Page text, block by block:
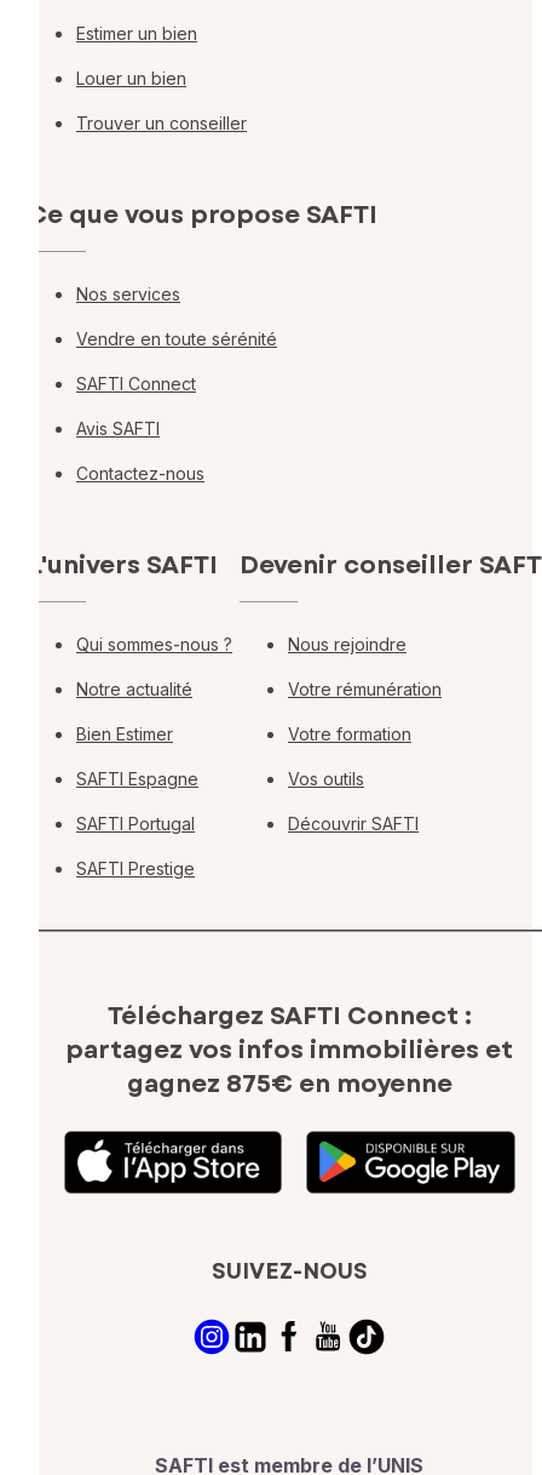
Estimer un bien
Louer un bien
Trouver un conseiller
Ce que vous propose SAFTI
Nos services
Vendre en toute sérénité
SAFTI Connect
Avis SAFTI
Contactez-nous
L'univers SAFTI
Qui sommes-nous ?
Notre actualité
Bien Estimer
SAFTI Espagne
SAFTI Portugal
SAFTI Prestige
Devenir conseiller
Nous rejoindre
Votre rémunération
Votre formation
Vos outils
Découvrir SAFTI
Téléchargez SAFTI Connect :
partagez vos infos immobilières et
gagnez 875€ en moyenne
SUIVEZ-NOUS
SAFTI est membre de l’UNIS